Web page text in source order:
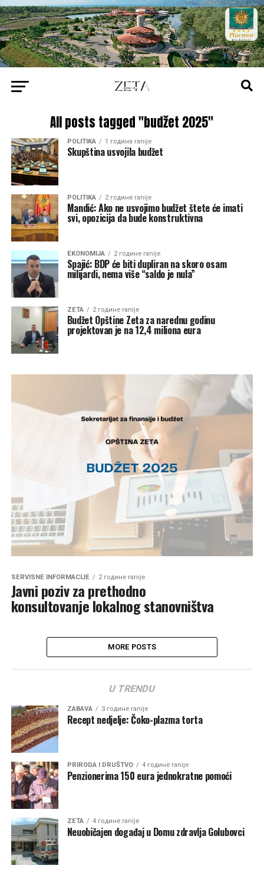
All posts tagged "budžet 2025"
POLITIKA 1 година ranije
Skupština usvojila budžet
POLITIKA 2 године ranije
Mandić: Ako ne usvojimo budžet štete će imati
svi, opozicija da bude konstruktivna
EKONOMIJA 2 године ranije
Spajić: BDP će biti dupliran na skoro osam
milijardi, nema više “saldo je nula”
ZETA 2 године ranije
Budžet Opštine Zeta za narednu godinu
projektovan je na 12,4 miliona eura
SERVISNE INFORMACIJE 2 године ranije
Javni poziv za prethodno
konsultovanje lokalnog stanovništva
MORE POSTS
U TRENDU
ZABAVA 3 године ranije
Recept nedjelje: Čoko-plazma torta
PRIRODA I DRUŠTVO 4 године ranije
Penzionerima 150 eura jednokratne pomoći
ZETA 4 године ranije
Neuobičajen događaj u Domu zdravlja Golubovci